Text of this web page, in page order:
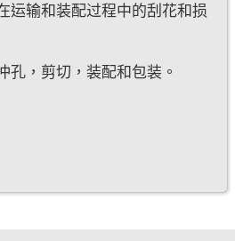
运输和装配过程中的刮花和损
孔，剪切，装配和包装。